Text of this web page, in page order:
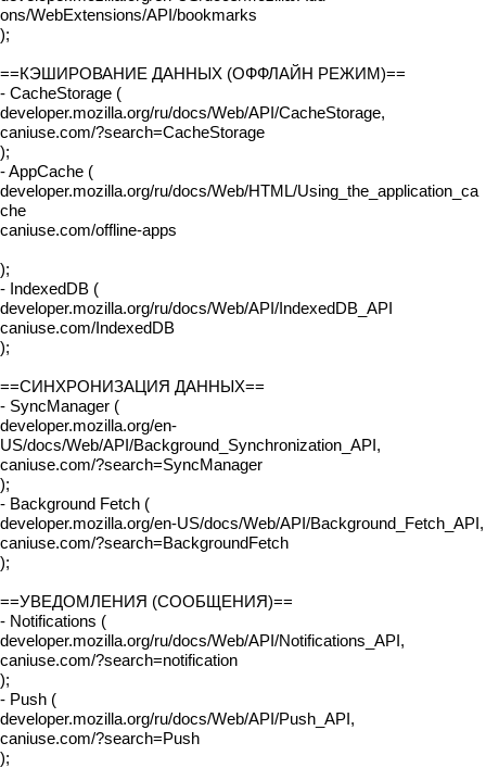
ons/WebExtensions/API/bookmarks
);
==КЭШИРОВАНИЕ ДАННЫХ (ОФФЛАЙН РЕЖИМ)==
- CacheStorage (
developer.mozilla.org/ru/docs/Web/API/CacheStorage,
caniuse.com/?search=CacheStorage
);
- AppCache (
developer.mozilla.org/ru/docs/Web/HTML/Using_the_application_ca
che
caniuse.com/offline-apps
);
- IndexedDB (
developer.mozilla.org/ru/docs/Web/API/IndexedDB_API
caniuse.com/IndexedDB
);
==СИНХРОНИЗАЦИЯ ДАННЫХ==
- SyncManager (
developer.mozilla.org/en-
US/docs/Web/API/Background_Synchronization_API,
caniuse.com/?search=SyncManager
);
- Background Fetch (
developer.mozilla.org/en-US/docs/Web/API/Background_Fetch_API,
caniuse.com/?search=BackgroundFetch
);
==УВЕДОМЛЕНИЯ (СООБЩЕНИЯ)==
- Notifications (
developer.mozilla.org/ru/docs/Web/API/Notifications_API,
caniuse.com/?search=notification
);
- Push (
developer.mozilla.org/ru/docs/Web/API/Push_API,
caniuse.com/?search=Push
);